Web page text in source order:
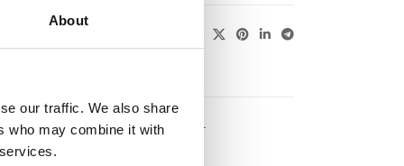
About
our traffic. We also share
who may combine it with
KUNDTJÄNST